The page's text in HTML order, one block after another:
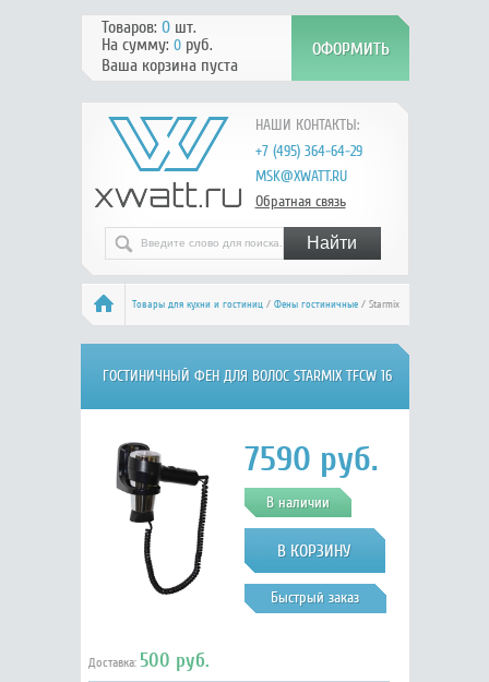
НАШИ КОНТАКТЫ:
+7 (495) 364-64-29
MSK@XWATT.RU
Обратная связь
Товаров: 0шт.
На сумму: 0руб.
Ваша корзина пуста
Товары для кухни и гостиниц/ Фены гостиничные/ Starmix
TFCW 16 b/c
ГОСТИНИЧНЫЙ ФЕН ДЛЯ ВОЛОС STARMIX TFCW 16
B/C 7590 руб.
В наличии
Быстрый заказ
Доставка: 500 руб.